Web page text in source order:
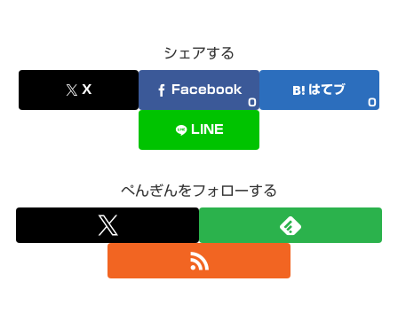
シェアする
X Facebook
0
はてブ
0
LINE
ぺんぎんをフォローする